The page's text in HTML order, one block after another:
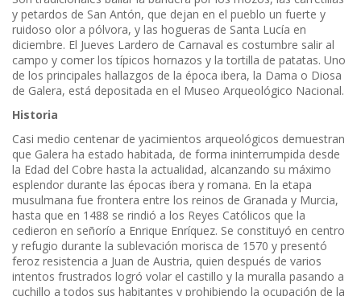
y petardos de San Antón, que dejan en el pueblo un fuerte y
ruidoso olor a pólvora, y las hogueras de Santa Lucía en
diciembre. El Jueves Lardero de Carnaval es costumbre salir al
campo y comer los típicos hornazos y la tortilla de patatas. Uno
de los principales hallazgos de la época ibera, la Dama o Diosa
de Galera, está depositada en el Museo Arqueológico Nacional.
Historia
Casi medio centenar de yacimientos arqueológicos demuestran
que Galera ha estado habitada, de forma ininterrumpida desde
la Edad del Cobre hasta la actualidad, alcanzando su máximo
esplendor durante las épocas ibera y romana. En la etapa
musulmana fue frontera entre los reinos de Granada y Murcia,
hasta que en 1488 se rindió a los Reyes Católicos que la
cedieron en señorío a Enrique Enríquez. Se constituyó en centro
y refugio durante la sublevación morisca de 1570 y presentó
feroz resistencia a Juan de Austria, quien después de varios
intentos frustrados logró volar el castillo y la muralla pasando a
cuchillo a todos sus habitantes y prohibiendo la ocupación de la